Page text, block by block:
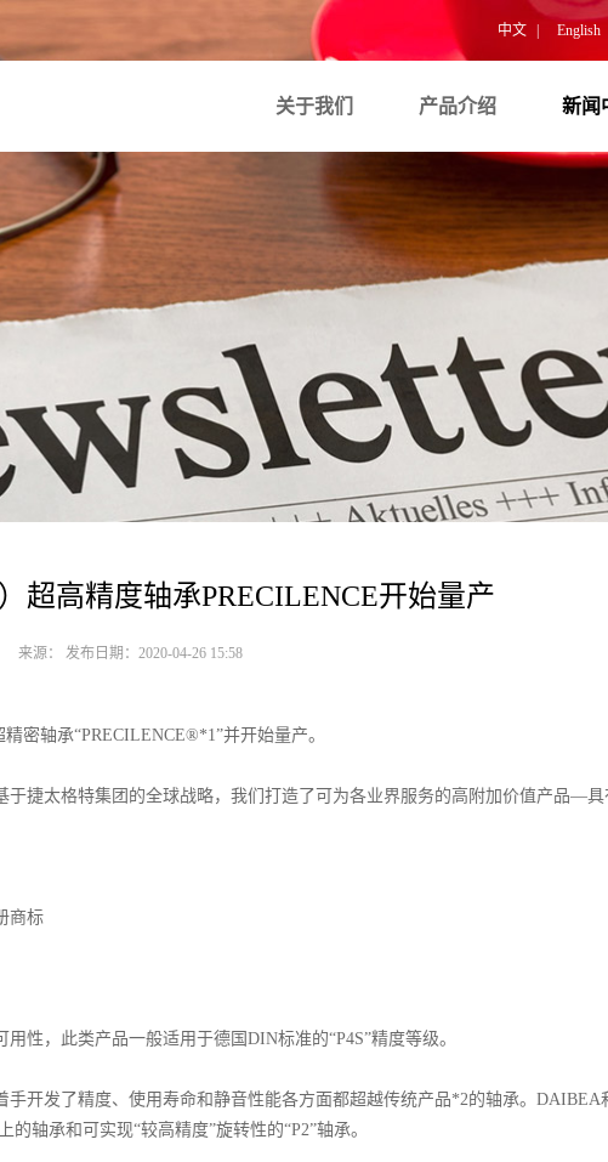
中文 English
关于我们 产品介绍 新闻
超高精度轴承PRECILENCE开始量产
来源： 发布日期：2020-04-26 15:58
密轴承“PRECILENCE®*1”并开始量产。
于捷太格特集团的全球战略，我们打造了可为各业界服务的高附加价值产品—具
商标
性，此类产品一般适用于德国DIN标准的“P4S”精度等级。
开发了精度、使用寿命和静音性能各方面都超越传统产品*2的轴承。DAIBEA
轴承和可实现“较高精度”旋转性的“P2”轴承。